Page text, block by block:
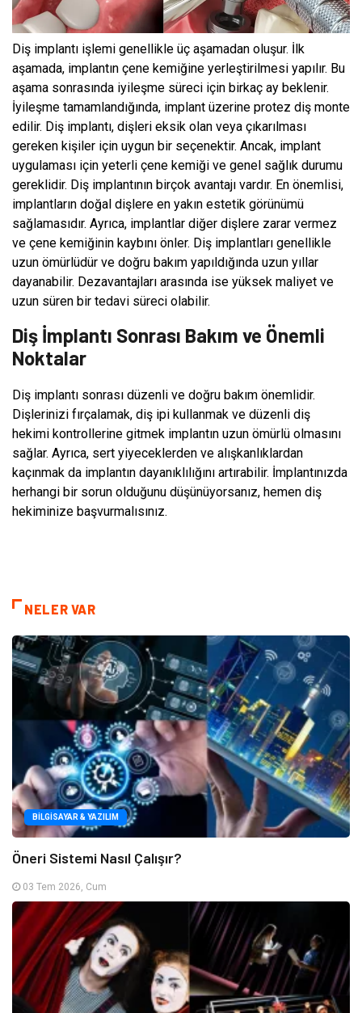
Diş implantı işlemi genellikle üç aşamadan oluşur. İlk
aşamada, implantın çene kemiğine yerleştirilmesi yapılır. Bu
aşama sonrasında iyileşme süreci için birkaç ay beklenir.
İyileşme tamamlandığında, implant üzerine protez diş monte
edilir. Diş implantı, dişleri eksik olan veya çıkarılması
gereken kişiler için uygun bir seçenektir. Ancak, implant
uygulaması için yeterli çene kemiği ve genel sağlık durumu
gereklidir. Diş implantının birçok avantajı vardır. En önemlisi,
implantların doğal dişlere en yakın estetik görünümü
sağlamasıdır. Ayrıca, implantlar diğer dişlere zarar vermez
ve çene kemiğinin kaybını önler. Diş implantları genellikle
uzun ömürlüdür ve doğru bakım yapıldığında uzun yıllar
dayanabilir. Dezavantajları arasında ise yüksek maliyet ve
uzun süren bir tedavi süreci olabilir.
Diş İmplantı Sonrası Bakım ve Önemli
Noktalar
Diş implantı sonrası düzenli ve doğru bakım önemlidir.
Dişlerinizi fırçalamak, diş ipi kullanmak ve düzenli diş
hekimi kontrollerine gitmek implantın uzun ömürlü olmasını
sağlar. Ayrıca, sert yiyeceklerden ve alışkanlıklardan
kaçınmak da implantın dayanıklılığını artırabilir. İmplantınızda
herhangi bir sorun olduğunu düşünüyorsanız, hemen diş
hekiminize başvurmalısınız.
NELER VAR
BILGISAYAR & YAZILIM
Öneri Sistemi Nasıl Çalışır?
03 Tem 2026, Cum